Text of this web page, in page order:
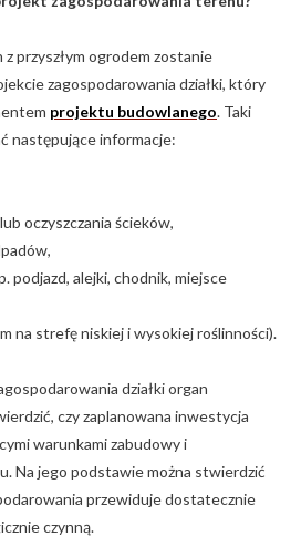
przyszłym ogrodem zostanie
zagospodarowania działki, który
projektu budowlanego. Taki
następujące informacje:
oczyszczania ścieków,
podjazd, alejki, chodnik, miejsce
na strefę niskiej i wysokiej roślinności).
działki organ
czy zaplanowana inwestycja
warunkami zabudowy i
Na jego podstawie można stwierdzić
przewiduje dostatecznie
czynną.